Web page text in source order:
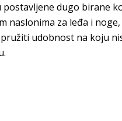
postavljene dugo birane
naslonima za leđa i
udobnost na koju